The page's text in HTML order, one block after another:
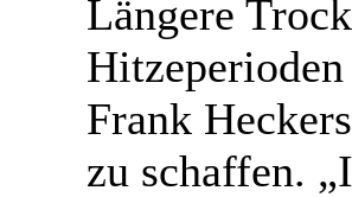
Längere
Frank
zu schaffen.